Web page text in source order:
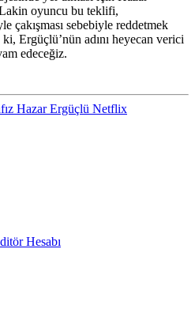
oyuncu bu teklifi,
çakışması sebebiyle reddetmek
Ergüçlü’nün adını heyecan verici
edeceğiz.
Hazar Ergüçlü Netflix
Hesabı